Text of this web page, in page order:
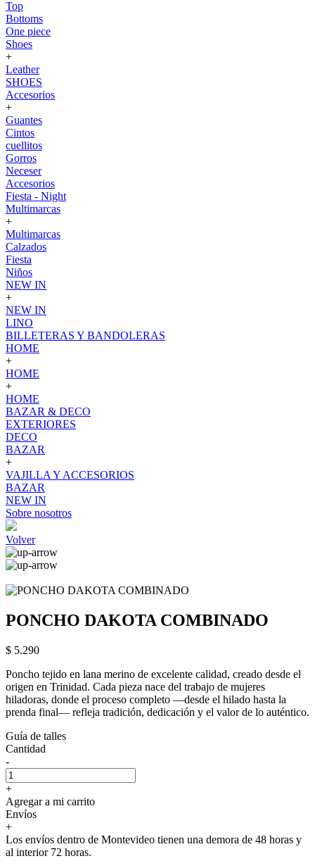
Top
Bottoms
One piece
Shoes
+
Leather
SHOES
Accesorios
+
Guantes
Cintos
cuellitos
Gorros
Neceser
Accesorios
Fiesta - Night
Multimarcas
+
Multimarcas
Calzados
Fiesta
Niños
NEW IN
+
NEW IN
LINO
BILLETERAS Y BANDOLERAS
HOME
+
HOME
+
HOME
BAZAR & DECO
EXTERIORES
DECO
BAZAR
+
VAJILLA Y ACCESORIOS
BAZAR
NEW IN
Sobre nosotros
Volver
PONCHO DAKOTA COMBINADO
$ 5.290
Poncho tejido en lana merino de excelente calidad, creado desde el
origen en Trinidad. Cada pieza nace del trabajo de mujeres
hiladoras, donde el proceso completo —desde el hilado hasta la
prenda final— refleja tradición, dedicación y el valor de lo auténtico.
Guía de talles
Cantidad
-
+
Agregar a mi carrito
Envíos
+
Los envíos dentro de Montevideo tienen una demora de 48 horas y
al interior 72 horas.